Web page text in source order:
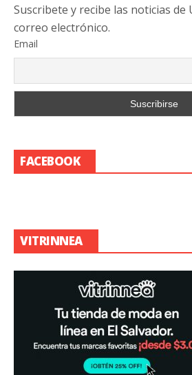
Suscribete y recibe las noticias
correo electrónico.
Email
FACEBOOK
VITRINNEA